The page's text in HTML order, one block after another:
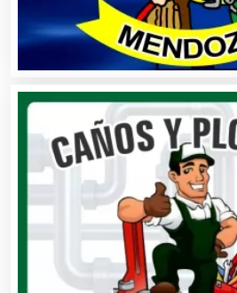
Aluminio
Análisis Clínicos
Análisis de Aguas
Animadores de Eventos